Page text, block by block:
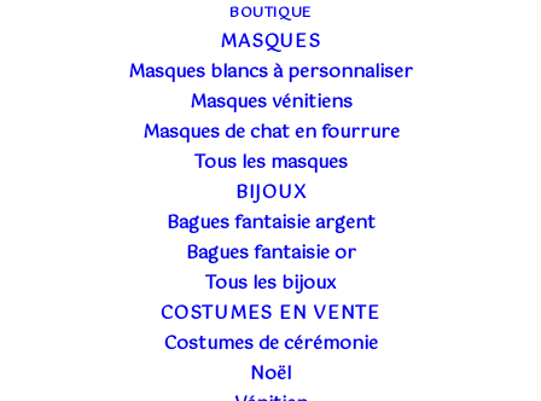
BOUTIQUE
MASQUES
Masques blancs à personnaliser
Masques vénitiens
Masques de chat en fourrure
Tous les masques
BIJOUX
Bagues fantaisie argent
Bagues fantaisie or
Tous les bijoux
COSTUMES EN VENTE
Costumes de cérémonie
Noël